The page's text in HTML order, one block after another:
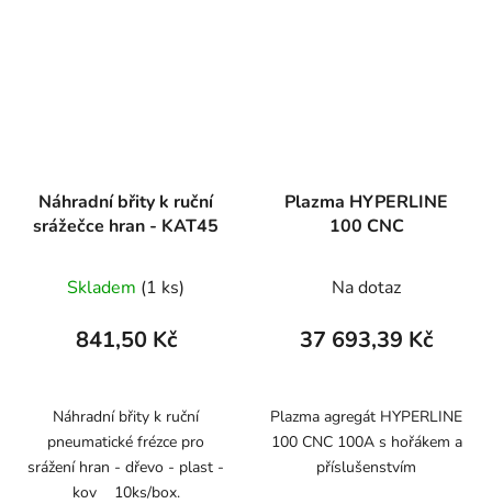
Náhradní břity k ruční
srážečce hran - KAT45
Skladem (1 ks)
841,50 Kč
Náhradní břity k ruční
pneumatické frézce pro
srážení hran - dřevo - plast -
kov 10ks/box.
Plazma HYPERLINE
100 CNC
Na dotaz
37 693,39 Kč
Plazma agregát HYPERLINE
100 CNC 100A s hořákem a
příslušenstvím